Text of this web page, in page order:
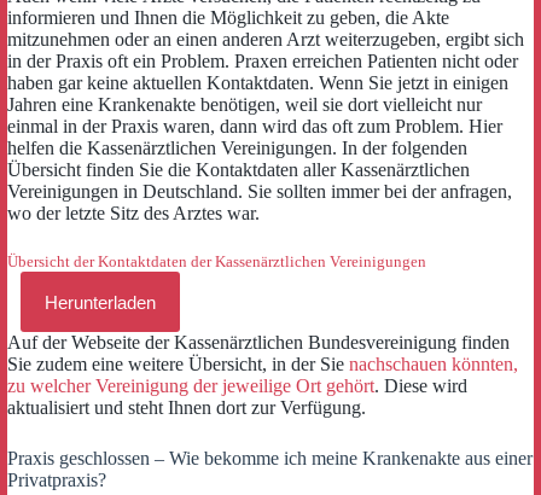
informieren und Ihnen die Möglichkeit zu geben, die Akte
mitzunehmen oder an einen anderen Arzt weiterzugeben, ergibt sich
in der Praxis oft ein Problem. Praxen erreichen Patienten nicht oder
haben gar keine aktuellen Kontaktdaten. Wenn Sie jetzt in einigen
Jahren eine Krankenakte benötigen, weil sie dort vielleicht nur
einmal in der Praxis waren, dann wird das oft zum Problem. Hier
helfen die Kassenärztlichen Vereinigungen. In der folgenden
Übersicht finden Sie die Kontaktdaten aller Kassenärztlichen
Vereinigungen in Deutschland. Sie sollten immer bei der anfragen,
wo der letzte Sitz des Arztes war.
Übersicht der Kontaktdaten der Kassenärztlichen Vereinigungen
Herunterladen
Auf der Webseite der Kassenärztlichen Bundesvereinigung finden
Sie zudem eine weitere Übersicht, in der Sie nachschauen könnten,
zu welcher Vereinigung der jeweilige Ort gehört. Diese wird
aktualisiert und steht Ihnen dort zur Verfügung.
Praxis geschlossen – Wie bekomme ich meine Krankenakte aus einer
Privatpraxis?